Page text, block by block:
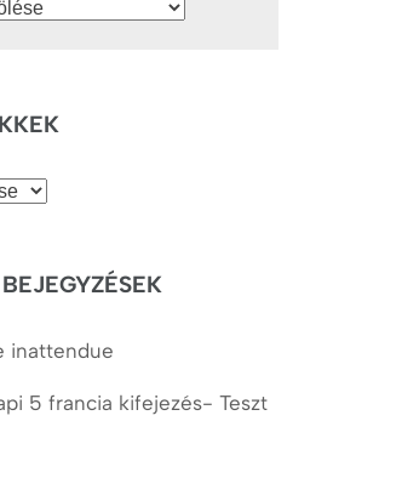
inattendue
5 francia kifejezés- Teszt